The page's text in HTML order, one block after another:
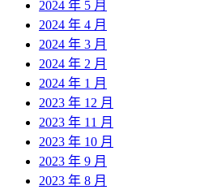
2024 年 5 月
2024 年 4 月
2024 年 3 月
2024 年 2 月
2024 年 1 月
2023 年 12 月
2023 年 11 月
2023 年 10 月
2023 年 9 月
2023 年 8 月